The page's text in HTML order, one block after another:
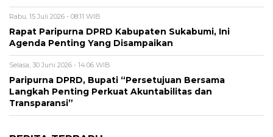
Rabu, 15 Juli 2026 - 08:11 WIB
Rapat Paripurna DPRD Kabupaten Sukabumi, Ini
Agenda Penting Yang Disampaikan
Selasa, 30 Juni 2026 - 14:06 WIB
Paripurna DPRD, Bupati “Persetujuan Bersama
Langkah Penting Perkuat Akuntabilitas dan
Transparansi”